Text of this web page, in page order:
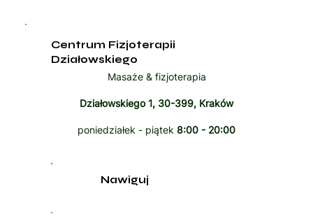
Centrum Fizjoterapii
Działowskiego
Masaże & fizjoterapia
Działowskiego 1, 30-399, Kraków
poniedziałek - piątek 8:00 - 20:00
Nawiguj